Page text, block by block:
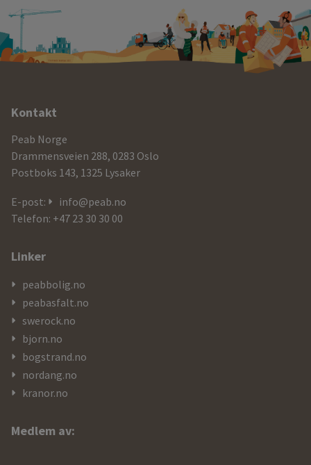
Ytterligere
informasjon
og
kontaktdetaljer
Kontakt
Peab Norge
Drammensveien 288, 0283 Oslo
Postboks 143, 1325 Lysaker
E-post:
info@peab.no
Telefon: +47 23 30 30 00
Linker
peabbolig.no
peabasfalt.no
swerock.no
bjorn.no
bogstrand.no
nordang.no
kranor.no
Medlem av: